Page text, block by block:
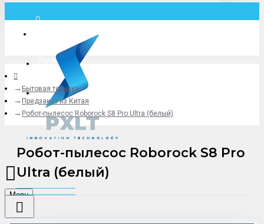
Логин
+79775619766
Menu
Бытовая техника
Предзаказ из Китая
Робот-пылесос Roborock S8 Pro Ultra (белый)
Робот-пылесос Roborock S8 Pro
Ultra (белый)